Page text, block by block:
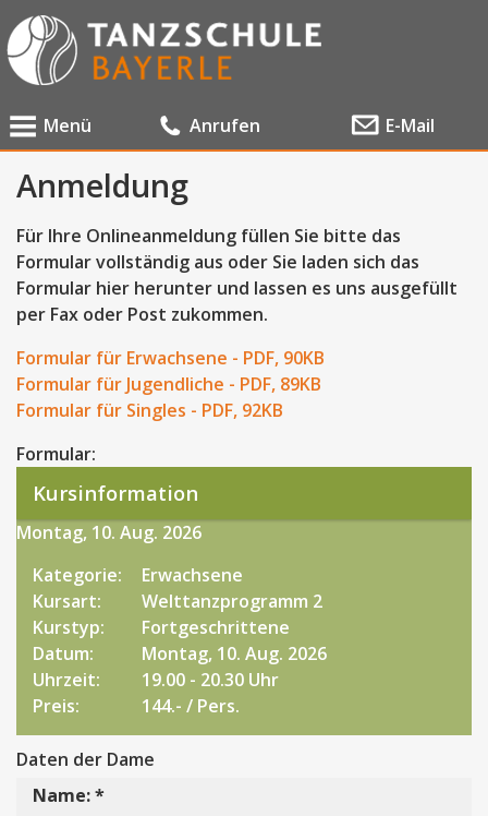
Menü Anrufen E-Mail
Anmeldung
Für Ihre Onlineanmeldung füllen Sie bitte das
Formular vollständig aus oder Sie laden sich das
Formular hier herunter und lassen es uns ausgefüllt
per Fax oder Post zukommen.
Formular für Erwachsene - PDF, 90KB
Formular für Jugendliche - PDF, 89KB
Formular für Singles - PDF, 92KB
Formular:
Kursinformation
Montag, 10. Aug. 2026
Kategorie:
Erwachsene
Kursart:
Welttanzprogramm 2
Kurstyp:
Fortgeschrittene
Datum:
Montag, 10. Aug. 2026
Uhrzeit:
19.00 - 20.30 Uhr
Preis:
144.- / Pers.
Daten der Dame
Name: *